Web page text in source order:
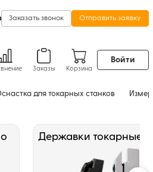
Заказать звонок Отправить заявку
Заказы Корзина
Войти
для токарных станков
Державки токарные